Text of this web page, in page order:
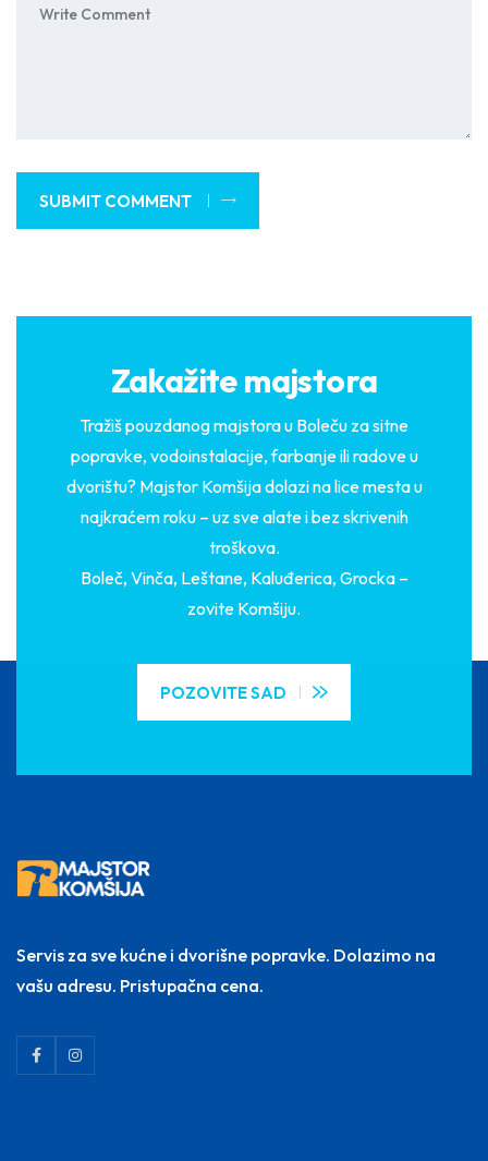
SUBMIT COMMENT
Zakažite majstora
Tražiš pouzdanog majstora u Boleču za sitne
popravke, vodoinstalacije, farbanje ili radove u
dvorištu? Majstor Komšija dolazi na lice mesta u
najkraćem roku – uz sve alate i bez skrivenih
troškova.
Boleč, Vinča, Leštane, Kaluđerica, Grocka –
zovite Komšiju.
POZOVITE SAD
Servis za sve kućne i dvorišne popravke. Dolazimo na
vašu adresu. Pristupačna cena.